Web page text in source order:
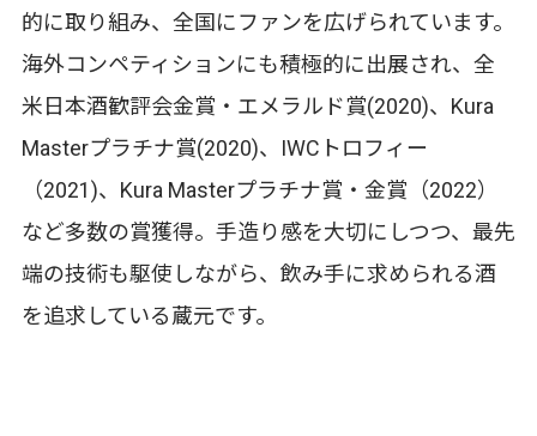
的に取り組み、全国にファンを広げられています。
海外コンペティションにも積極的に出展され、全
米日本酒歓評会金賞・エメラルド賞(2020)、Kura
Masterプラチナ賞(2020)、IWCトロフィー
（2021)、Kura Masterプラチナ賞・金賞（2022）
など多数の賞獲得。手造り感を大切にしつつ、最先
端の技術も駆使しながら、飲み手に求められる酒
を追求している蔵元です。